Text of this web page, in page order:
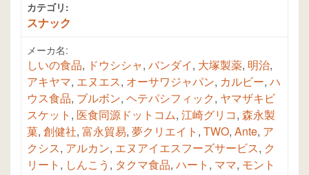
カテゴリ:
スナック
メーカ名:
しいの食品, ドウシシャ, バンダイ, 大塚製薬, 明治,
アキヤマ, エヌエス, オーサワジャパン, カルビー, ハ
ウス食品, ブルボン, ヘテパシフィック, ヤマザキビ
スケット , 医食同源ドットコム, 江崎グリコ, 森永製
菓, 創健社, 富永貿易, 夢クリエイト , TWO, Ante, ア
クシス, アルカン, エヌアイエスフーズサービス, ク
リート , しんこう , タクマ食品, ハート , ママ, モント